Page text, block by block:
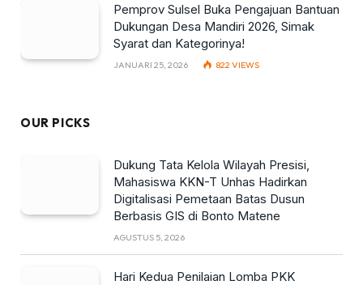
Pemprov Sulsel Buka Pengajuan Bantuan
Dukungan Desa Mandiri 2026, Simak
Syarat dan Kategorinya!
JANUARI 25, 2026 822 VIEWS
OUR PICKS
Dukung Tata Kelola Wilayah Presisi,
Mahasiswa KKN-T Unhas Hadirkan
Digitalisasi Pemetaan Batas Dusun
Berbasis GIS di Bonto Matene
AGUSTUS 5, 2026
Hari Kedua Penilaian Lomba PKK